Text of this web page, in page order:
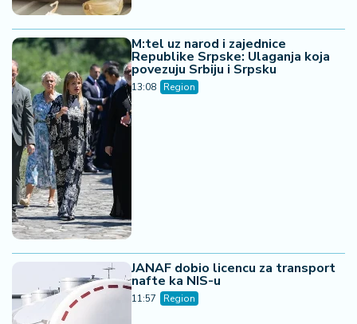
M:tel uz narod i zajednice
Republike Srpske: Ulaganja koja
povezuju Srbiju i Srpsku
13:08 Region
JANAF dobio licencu za transport
nafte ka NIS-u
11:57 Region